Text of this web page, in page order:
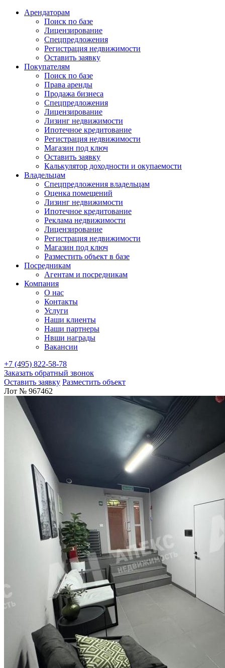
Арендаторам
Поиск по базе
Лицензирование
Спецпредложения
Регистрация недвижимости
Оставить заявку
Покупателям
Поиск по базе
Права аренды
Продажа бизнеса
Спецпредложения
Лицензирование
Лизинг недвижимости
Ипотечное кредитование
Регистрация недвижимости
Магазин под ключ
Оставить заявку
Калькулятор доходности и окупаемости
Владельцам
Спецпредложения владельцам
Оценка помещений
Лизинг недвижимости
Ипотечное кредитование
Реклама недвижимости
Лицензирование
Регистрация недвижимости
Магазин под ключ
Разместить объект в базе
Посредникам
Агентам и посредникам
Компания
О нас
Контакты
Услуги
Наши клиенты
Наши партнеры
Нвши награды
Вакансии
+7 (495) 822-58-78
Заказать обратный звонок
Оставить заявку Разместить объект
Лот № 967462